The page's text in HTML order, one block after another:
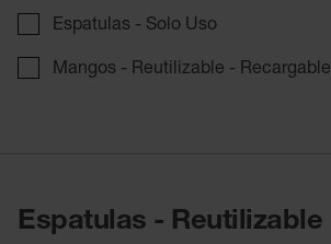
Espatulas - Solo Uso
Mangos - Reutilizable - Recargable
Espatulas - Reutilizable